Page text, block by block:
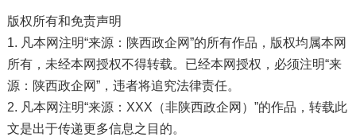
版权所有和免责声明
1. 凡本网注明“来源：陕西政企网”的所有作品，版权均属本网
所有，未经本网授权不得转载。已经本网授权，必须注明“来
源：陕西政企网”，违者将追究法律责任。
2. 凡本网注明“来源：XXX（非陕西政企网）”的作品，转载此
文是出于传递更多信息之目的。